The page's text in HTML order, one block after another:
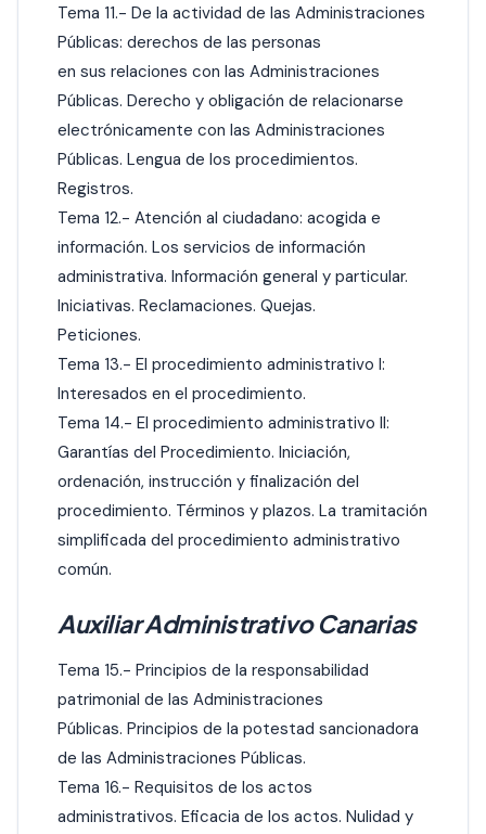
Tema 11.- De la actividad de las Administraciones
Públicas: derechos de las personas
en sus relaciones con las Administraciones
Públicas. Derecho y obligación de relacionarse
electrónicamente con las Administraciones
Públicas. Lengua de los procedimientos.
Registros.
Tema 12.- Atención al ciudadano: acogida e
información. Los servicios de información
administrativa. Información general y particular.
Iniciativas. Reclamaciones. Quejas.
Peticiones.
Tema 13.- El procedimiento administrativo I:
Interesados en el procedimiento.
Tema 14.- El procedimiento administrativo II:
Garantías del Procedimiento. Iniciación,
ordenación, instrucción y finalización del
procedimiento. Términos y plazos. La tramitación
simplificada del procedimiento administrativo
común.
Auxiliar Administrativo Canarias
Tema 15.- Principios de la responsabilidad
patrimonial de las Administraciones
Públicas. Principios de la potestad sancionadora
de las Administraciones Públicas.
Tema 16.- Requisitos de los actos
administrativos. Eficacia de los actos. Nulidad y